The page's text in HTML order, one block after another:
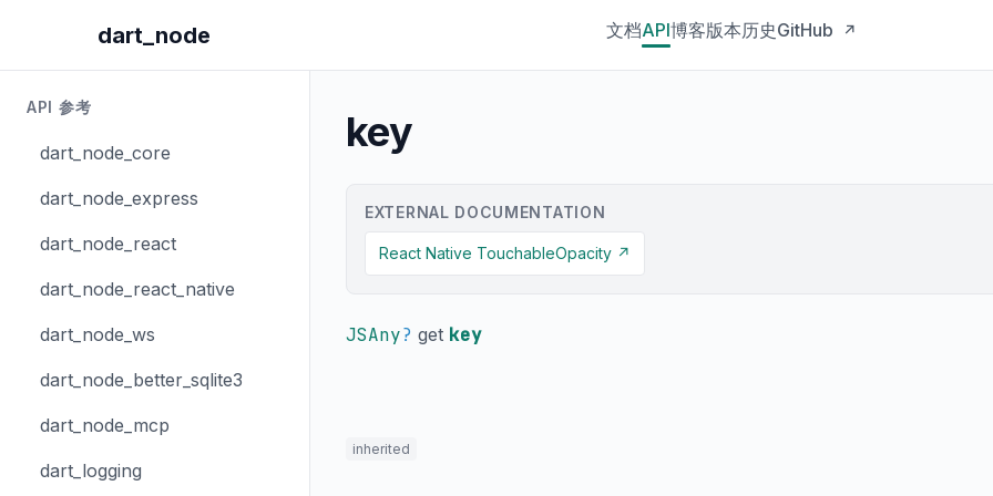
dart_node 文档API博客版本历史GitHub ↗
API 参考
dart_node_core
dart_node_express
dart_node_react
dart_node_react_native
dart_node_ws
dart_node_better_sqlite3
dart_node_mcp
dart_logging
key
EXTERNAL DOCUMENTATION
React Native TouchableOpacity ↗
JSAny? get key
inherited